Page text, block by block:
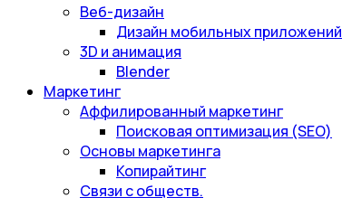
Веб-дизайн
Дизайн мобильных приложений
3D и анимация
Blender
Маркетинг
Аффилированный маркетинг
Поисковая оптимизация (SEO)
Основы маркетинга
Копирайтинг
Связи с обществ.